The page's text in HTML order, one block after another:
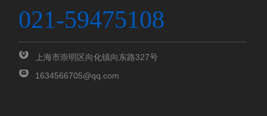
021-59475108
上海市崇明区向化镇向东路327号
1634566705@qq.com